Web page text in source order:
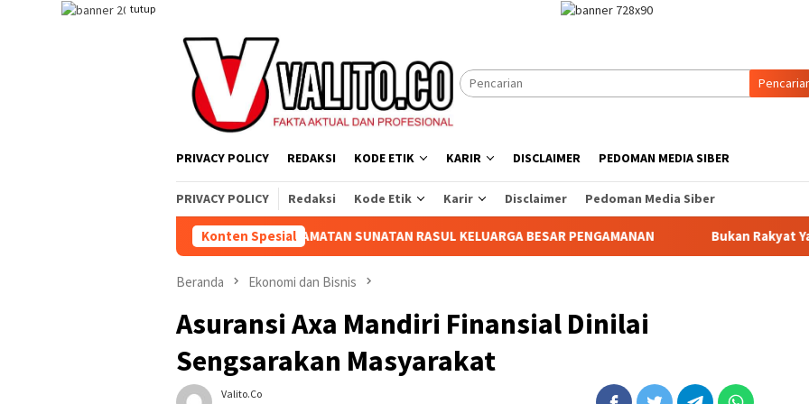
tutup
PRIVACY POLICY REDAKSI KODE ETIK KARIR DISCLAIMER PEDOMAN MEDIA SIBER
PRIVACY POLICY Redaksi Kode Etik Karir Disclaimer Pedoman Media Siber
Konten Spesial
DI ACARA SELAMATAN SUNATAN RASUL KELUARGA BESAR PENGAMANAN Bukan Rakyat Yang Jahat, Tetapi Sistem
Beranda Ekonomi dan Bisnis
Asuransi Axa Mandiri Finansial Dinilai
Sengsarakan Masyarakat
Valito.co